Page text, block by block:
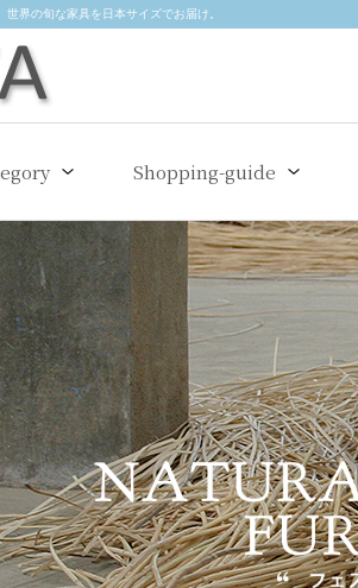
界の旬な家具を日本サイズでお届け。
Shopping-guide